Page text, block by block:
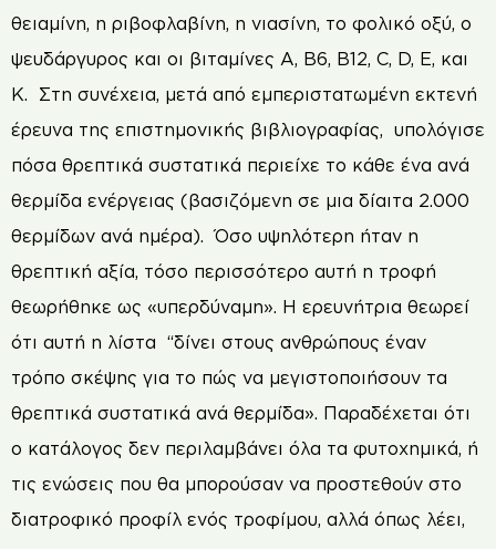
θειαμίνη, η ριβοφλαβίνη, η νιασίνη, το φολικό οξύ, ο
ψευδάργυρος και οι βιταμίνες Α, Β6, Β12, C, D, E, και
Κ. Στη συνέχεια, μετά από εμπεριστατωμένη εκτενή
έρευνα της επιστημονικής βιβλιογραφίας, υπολόγισε
πόσα θρεπτικά συστατικά περιείχε το κάθε ένα ανά
θερμίδα ενέργειας (βασιζόμενη σε μια δίαιτα 2.000
θερμίδων ανά ημέρα). Όσο υψηλότερη ήταν η
θρεπτική αξία, τόσο περισσότερο αυτή η τροφή
θεωρήθηκε ως «υπερδύναμη». Η ερευνήτρια θεωρεί
ότι αυτή η λίστα “δίνει στους ανθρώπους έναν
τρόπο σκέψης για το πώς να μεγιστοποιήσουν τα
θρεπτικά συστατικά ανά θερμίδα». Παραδέχεται ότι
ο κατάλογος δεν περιλαμβάνει όλα τα φυτοχημικά, ή
τις ενώσεις που θα μπορούσαν να προστεθούν στο
διατροφικό προφίλ ενός τροφίμου, αλλά όπως λέει,